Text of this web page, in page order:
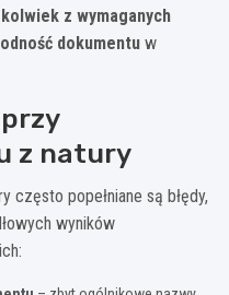
z wymaganych
dokumentu w
z natury
często popełniane są błędy,
wyników